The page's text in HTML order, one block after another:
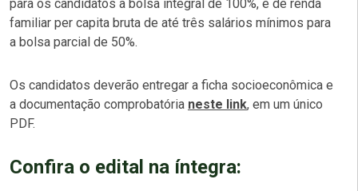
para os candidatos à bolsa integral de 100%, e de renda
familiar per capita bruta de até três salários mínimos para
a bolsa parcial de 50%.
Os candidatos deverão entregar a ficha socioeconômica e
a documentação comprobatória neste link, em um único
PDF.
Confira o edital na íntegra: